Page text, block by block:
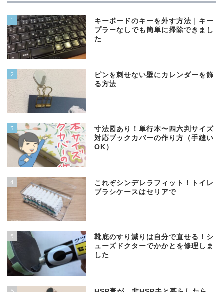
1
キーボードのキーを外す方法｜キー
プラーなしでも簡単に掃除できまし
た
2
ピンを刺せない壁にカレンダーを飾
る方法
3
寸法図あり！単行本〜四六判サイズ
対応ブックカバーの作り方（手縫い
OK）
4
これぞシンデレラフィット！トイレ
ブラシケースはセリアで
5
靴底のすり減りは自分で直せる！シ
ューズドクターでかかとを修理しま
した
6